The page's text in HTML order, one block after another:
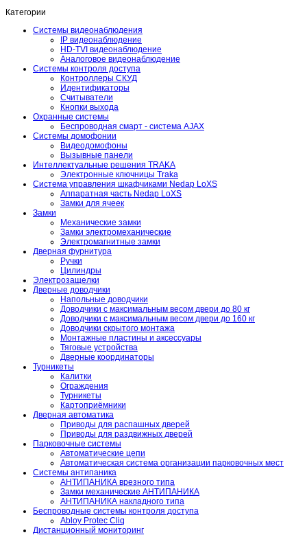
Категории
Системы видеонаблюдения
IP видеонаблюдение
HD-TVI видеонаблюдение
Аналоговое видеонаблюдение
Системы контроля доступа
Контроллеры СКУД
Идентификаторы
Считыватели
Кнопки выхода
Охранные системы
Беспроводная смарт - система AJAX
Системы домофонии
Видеодомофоны
Вызывные панели
Интеллектуальные решения TRAKA
Электронные ключницы Traka
Система управления шкафчиками Nedap LoXS
Аппаратная часть Nedap LoXS
Замки для ячеек
Замки
Механические замки
Замки электромеханические
Электромагнитные замки
Дверная фурнитура
Ручки
Цилиндры
Электрозащелки
Дверные доводчики
Напольные доводчики
Доводчики с максимальным весом двери до 80 кг
Доводчики с максимальным весом двери до 160 кг
Доводчики скрытого монтажа
Монтажные пластины и аксессуары
Тяговые устройства
Дверные координаторы
Турникеты
Калитки
Ограждения
Турникеты
Картоприёмники
Дверная автоматика
Приводы для распашных дверей
Приводы для раздвижных дверей
Парковочные системы
Автоматические цепи
Автоматическая система организации парковочных мест
Системы антипаника
АНТИПАНИКА врезного типа
Замки механические АНТИПАНИКА
АНТИПАНИКА накладного типа
Беспроводные системы контроля доступа
Abloy Protec Cliq
Дистанционный мониторинг